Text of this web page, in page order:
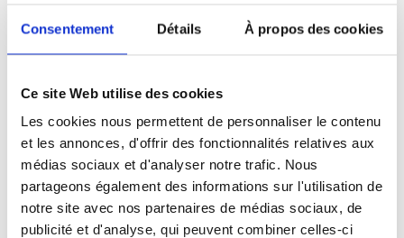
Consentement Détails À propos des cookies
Ce site Web utilise des cookies
Les cookies nous permettent de personnaliser le contenu
et les annonces, d'offrir des fonctionnalités relatives aux
médias sociaux et d'analyser notre trafic. Nous
partageons également des informations sur l'utilisation de
notre site avec nos partenaires de médias sociaux, de
publicité et d'analyse, qui peuvent combiner celles-ci
Profil du
candidat
Qualifications et diplômes :
Profil recherché :